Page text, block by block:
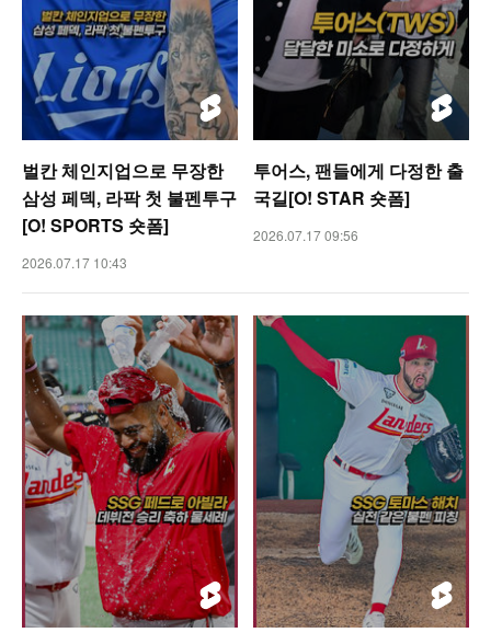
벌칸 체인지업으로 무장한
삼성 페덱, 라팍 첫 불펜투구
[O! SPORTS 숏폼]
2026.07.17 10:43
투어스, 팬들에게 다정한 출
국길[O! STAR 숏폼]
2026.07.17 09:56